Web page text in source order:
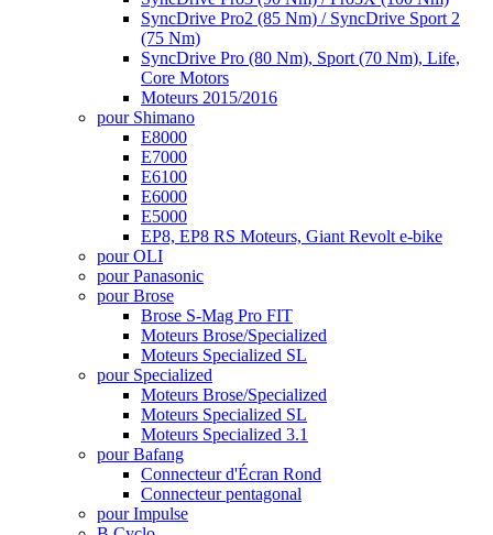
SyncDrive Pro2 (85 Nm) / SyncDrive Sport 2
(75 Nm)
SyncDrive Pro (80 Nm), Sport (70 Nm), Life,
Core Motors
Moteurs 2015/2016
pour Shimano
E8000
E7000
E6100
E6000
E5000
EP8, EP8 RS Moteurs, Giant Revolt e-bike
pour OLI
pour Panasonic
pour Brose
Brose S-Mag Pro FIT
Moteurs Brose/Specialized
Moteurs Specialized SL
pour Specialized
Moteurs Brose/Specialized
Moteurs Specialized SL
Moteurs Specialized 3.1
pour Bafang
Connecteur d'Écran Rond
Connecteur pentagonal
pour Impulse